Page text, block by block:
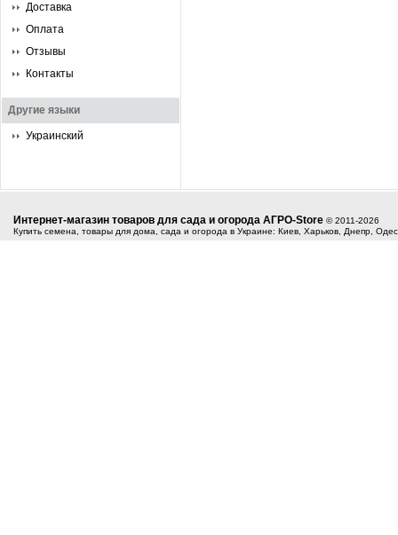
Доставка
Оплата
Отзывы
Контакты
Другие языки
Украинский
Интернет-магазин товаров для сада и огорода АГРО-Store © 2011-2026
Купить семена, товары для дома, сада и огорода в Украине: Киев, Харьков, Днепр,